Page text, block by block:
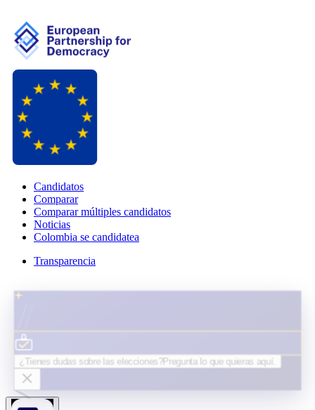
Candidatos
Comparar
Comparar múltiples candidatos
Noticias
Colombia se candidatea
Transparencia
¿Tienes dudas sobre las elecciones?Pregunta lo que quierasaquí.